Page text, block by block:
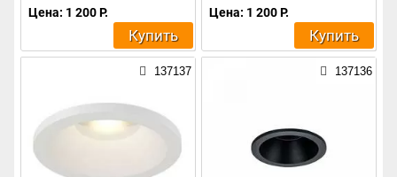
Цена: 1 200 Р.
Купить
Цена: 1 200 Р.
Купить
137137 137136